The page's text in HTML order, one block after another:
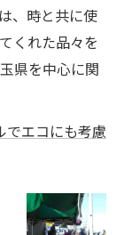
、時と共に使
くれた品々を
県を中心に関
でエコにも考慮